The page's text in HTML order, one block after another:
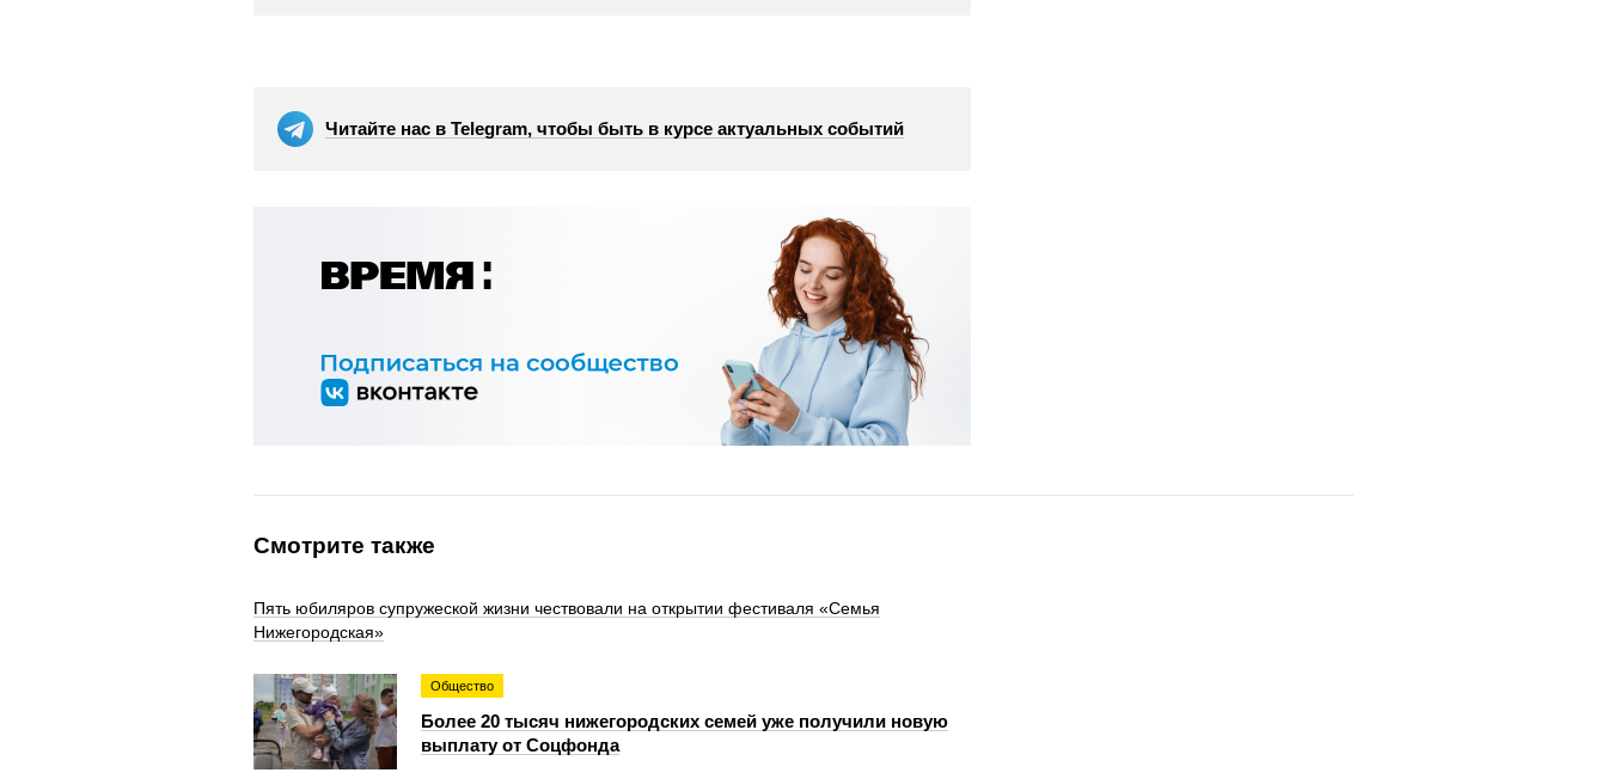
Читайте нас в Telegram, чтобы быть в курсе актуальных событий
Смотрите также
Пять юбиляров супружеской жизни чествовали на открытии фестиваля «Семья
Нижегородская»
Общество
Более 20 тысяч нижегородских семей уже получили новую
выплату от Соцфонда